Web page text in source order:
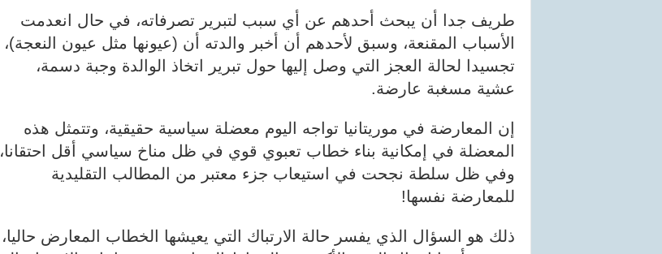
طريف جدا أن يبحث أحدهم عن أي سبب لتبرير تصرفاته، في حال انعدمت
الأسباب المقنعة، وسبق لأحدهم أن أخبر والدته أن (عيونها مثل عيون النعجة)،
تجسيدا لحالة العجز التي وصل إليها حول تبرير اتخاذ الوالدة وجبة دسمة،
عشية مسغبة عارضة.
إن المعارضة في موريتانيا تواجه اليوم معضلة سياسية حقيقية، وتتمثل هذه
المعضلة في إمكانية بناء خطاب تعبوي قوي في ظل مناخ سياسي أقل احتقانا،
وفي ظل سلطة نجحت في استيعاب جزء معتبر من المطالب التقليدية
للمعارضة نفسها!
ذلك هو السؤال الذي يفسر حالة الارتباك التي يعيشها الخطاب المعارض حاليا،